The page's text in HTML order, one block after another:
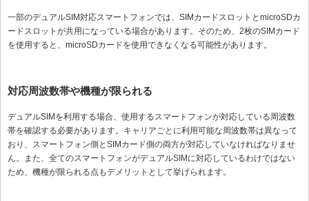
一部のデュアルSIM対応スマートフォンでは、SIMカードスロットとmicroSDカ
ードスロットが共用になっている場合があります。そのため、2枚のSIMカード
を使用すると、microSDカードを使用できなくなる可能性があります。
対応周波数帯や機種が限られる
デュアルSIMを利用する場合、使用するスマートフォンが対応している周波数
帯を確認する必要があります。キャリアごとに利用可能な周波数帯は異なって
おり、スマートフォン側とSIMカード側の両方が対応していなければなりませ
ん。また、全てのスマートフォンがデュアルSIMに対応しているわけではない
ため、機種が限られる点もデメリットとして挙げられます。